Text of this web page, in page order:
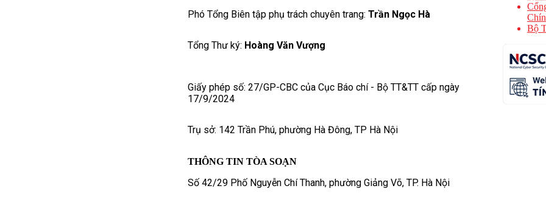
Phó Tổng Biên tập phụ trách chuyên trang: Trần Ngọc Hà
Tổng Thư ký: Hoàng Văn Vượng
Giấy phép số: 27/GP-CBC của Cục Báo chí - Bộ TT&TT cấp ngày
17/9/2024
Trụ sở: 142 Trần Phú, phường Hà Đông, TP Hà Nội
THÔNG TIN TÒA SOẠN
Số 42/29 Phố Nguyễn Chí Thanh, phường Giảng Võ, TP. Hà Nội
Bộ